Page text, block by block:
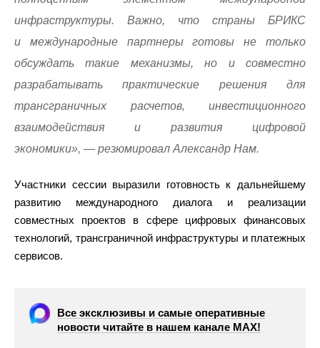
инфраструктуры. Важно, что страны БРИКС
и международные партнеры готовы не только
обсуждать такие механизмы, но и совместно
разрабатывать практические решения для
трансграничных расчетов, инвестиционного
взаимодействия и развития цифровой
экономики», — резюмировал Александр Нам.
Участники сессии выразили готовность к дальнейшему
развитию международного диалога и реализации
совместных проектов в сфере цифровых финансовых
технологий, трансграничной инфраструктуры и платежных
сервисов.
Все эксклюзивы и самые оперативные
новости читайте в нашем канале МАХ!